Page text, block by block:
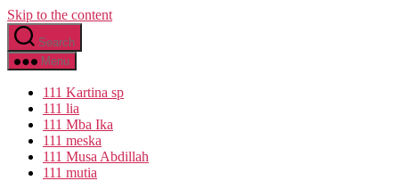
Skip to the content
Search
Menu
111 Kartina sp
111 lia
111 Mba Ika
111 meska
111 Musa Abdillah
111 mutia